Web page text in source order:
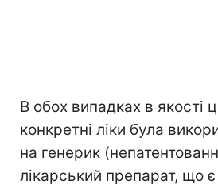
В обох випадках в якості
конкретні ліки була
на генерик
лікарський препарат, що є